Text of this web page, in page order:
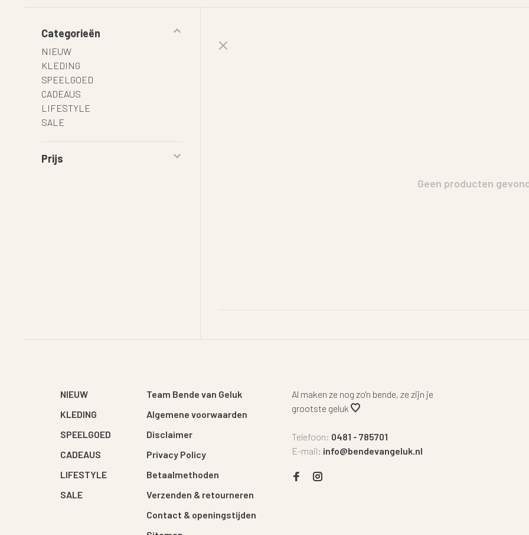
Categorieën
NIEUW
KLEDING
SPEELGOED
CADEAUS
LIFESTYLE
SALE
Prijs
Geen producten
NIEUW
KLEDING
SPEELGOED
CADEAUS
LIFESTYLE
SALE
Team Bende van Geluk
Algemene voorwaarden
Disclaimer
Privacy Policy
Betaalmethoden
Verzenden & retourneren
Contact & openingstijden
Al maken ze nog zo'n bende, ze zijn je
grootste geluk
Telefoon: 0481 - 785701
E-mail: info@bendevangeluk.nl